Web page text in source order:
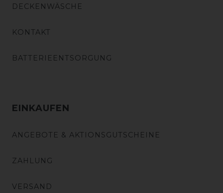
DECKENWÄSCHE
KONTAKT
BATTERIEENTSORGUNG
EINKAUFEN
ANGEBOTE & AKTIONSGUTSCHEINE
ZAHLUNG
VERSAND